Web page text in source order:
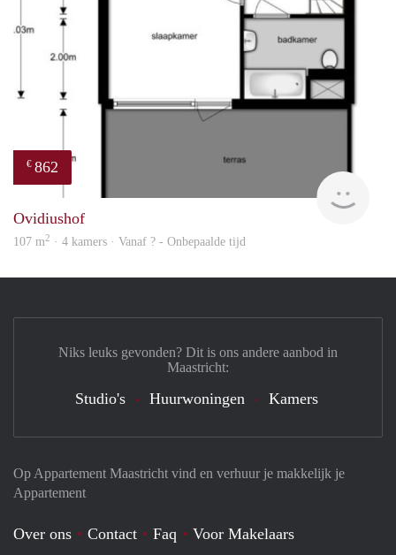
€ 862
Ovidiushof
107 m2 · 4 kamers · Vanaf ? - Onbepaalde tijd
Op Appartement Maastricht vind en verhuur je makkelijk je
Appartement
Over ons Contact Faq Voor Makelaars
Niks leuks gevonden? Dit is ons andere aanbod in
Maastricht:
Studio's Huurwoningen Kamers